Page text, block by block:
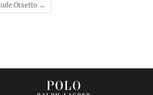
Orsetto →